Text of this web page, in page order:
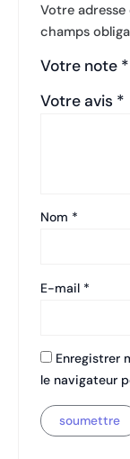
Votre
champs
Votre note *
Votre avis *
Nom *
E-mail *
Enregistrer
le navigateur